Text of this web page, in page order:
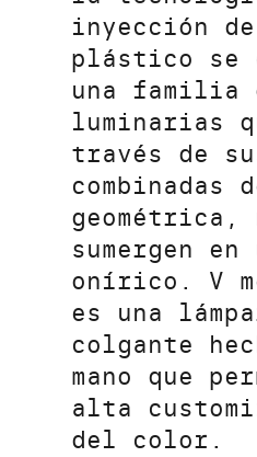
inyección de
plástico se
una familia
luminarias
través de
combinadas
geométrica,
sumergen en
onírico. V
es una
colgante
mano que
alta
del color.